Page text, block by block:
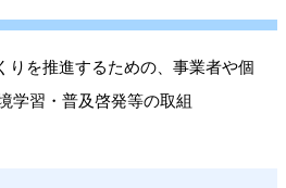
りを推進するための、事業者や個
学習・普及啓発等の取組